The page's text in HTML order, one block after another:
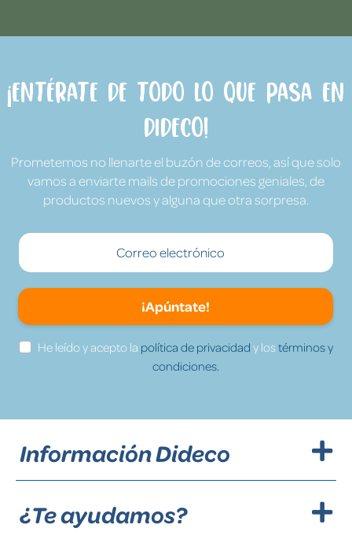
¡Entérate de todo lo que pasa en
Dideco!
Prometemos no llenarte el buzón de correos, así que solo
vamos a enviarte mails de promociones geniales, de
productos nuevos y alguna que otra sorpresa.
¡Apúntate!
He leído y acepto la política de privacidad y lostérminos y
condiciones.
Información Dideco
¿Te ayudamos?